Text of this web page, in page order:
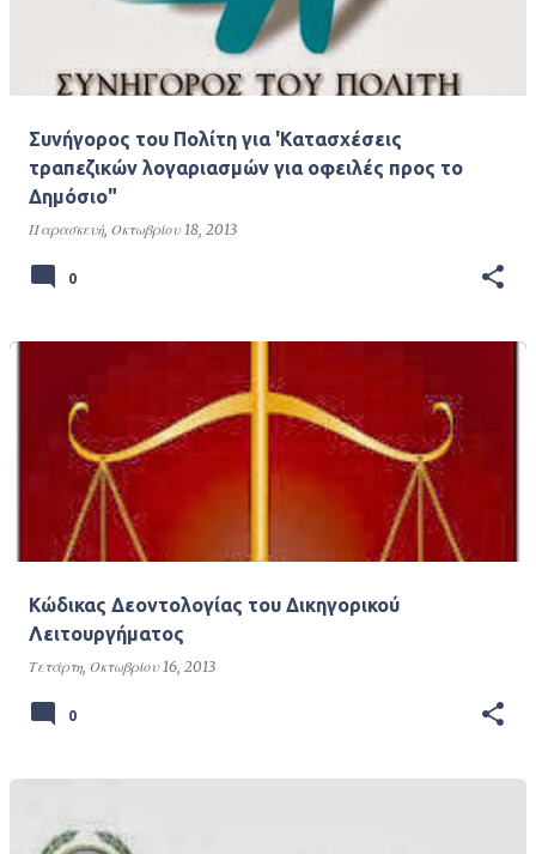
Συνήγορος του Πολίτη για 'Κατασχέσεις
τραπεζικών λογαριασμών για οφειλές προς το
Δημόσιο"
Παρασκευή, Οκτωβρίου 18, 2013
0
Κώδικας Δεοντολογίας του Δικηγορικού
Λειτουργήματος
Τετάρτη, Οκτωβρίου 16, 2013
0